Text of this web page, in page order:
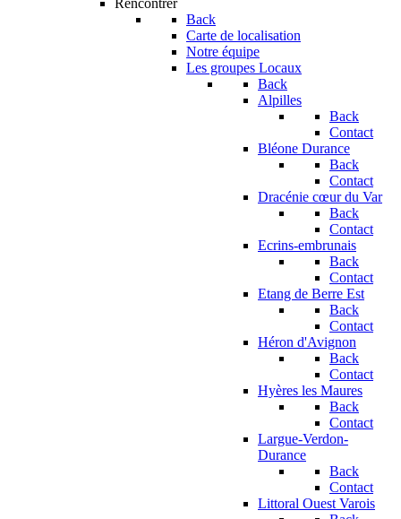
Rencontrer
Back
Carte de localisation
Notre équipe
Les groupes Locaux
Back
Alpilles
Back
Contact
Bléone Durance
Back
Contact
Dracénie cœur du Var
Back
Contact
Ecrins-embrunais
Back
Contact
Etang de Berre Est
Back
Contact
Héron d'Avignon
Back
Contact
Hyères les Maures
Back
Contact
Largue-Verdon-
Durance
Back
Contact
Littoral Ouest Varois